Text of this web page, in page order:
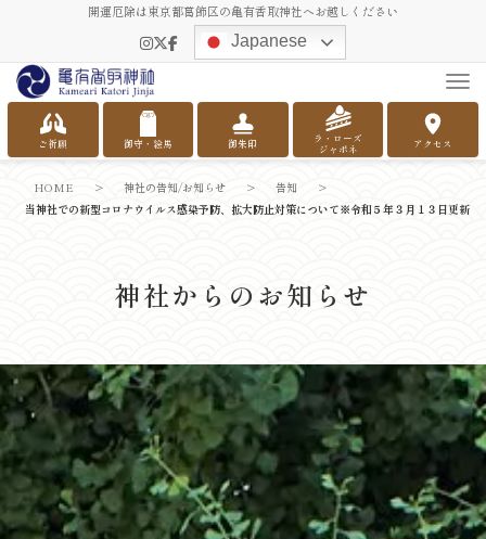
開運厄除は東京都葛飾区の亀有香取神社へお越しください
Japanese
ご祈願 御守・絵馬 御朱印
ラ・ローズ
ジャポネ
アクセス
神社からのお知らせ
HOME > 神社の告知/お知らせ > 告知
>
当神社での新型コロナウイルス感染予防、拡大防止対策について※令和５年３月１３日更新